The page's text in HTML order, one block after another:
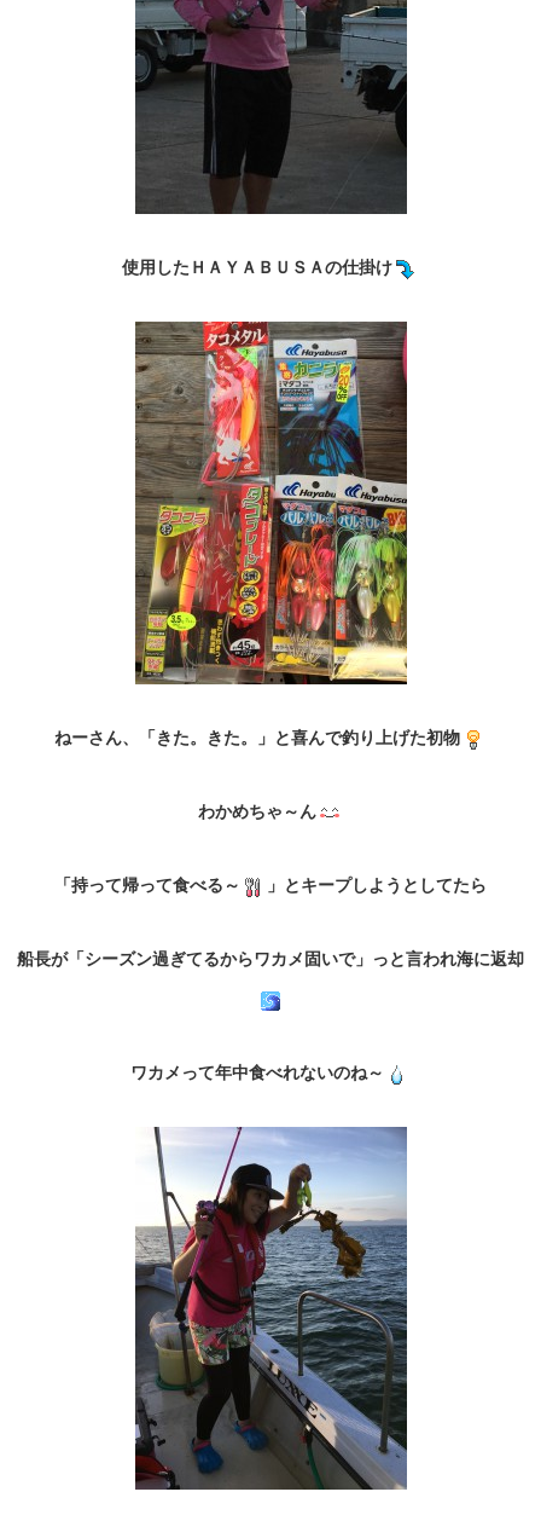
使用したＨＡＹＡＢＵＳＡの仕掛け
ねーさん、「きた。きた。」と喜んで釣り上げた初物
わかめちゃ～ん
「持って帰って食べる～ 」とキープしようとしてたら
船長が「シーズン過ぎてるからワカメ固いで」っと言われ海に返却
ワカメって年中食べれないのね～